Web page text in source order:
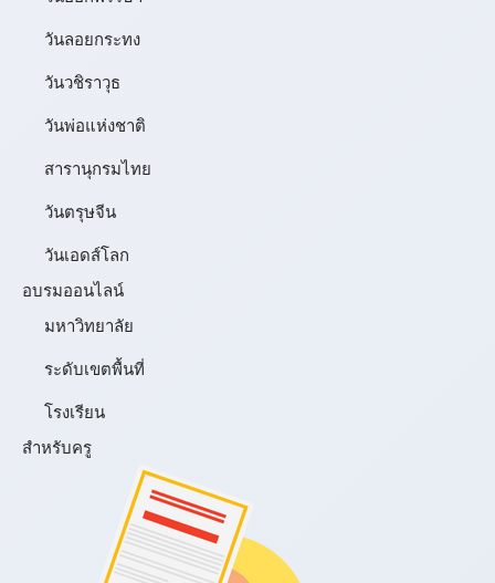
วันลอยกระทง
วันวชิราวุธ
วันพ่อแห่งชาติ
สารานุกรมไทย
วันตรุษจีน
วันเอดส์โลก
อบรมออนไลน์
มหาวิทยาลัย
ระดับเขตพื้นที่
โรงเรียน
สำหรับครู